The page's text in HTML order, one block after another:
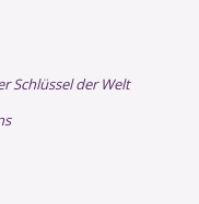
Schlüssel der Welt